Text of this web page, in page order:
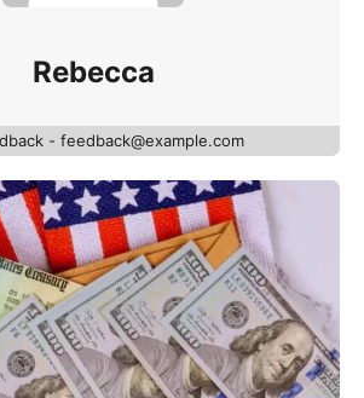
Rebecca
- feedback@example.com